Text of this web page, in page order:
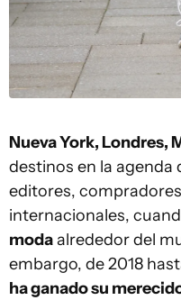
Nueva York, Londres,
destinos en la agenda
editores,
internacionales,
modaalrededor del
embargo, de 2018
ha ganado su